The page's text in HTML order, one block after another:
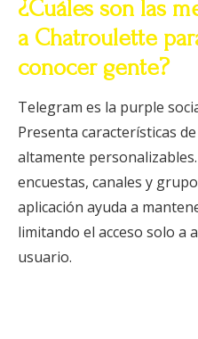
¿Cuáles son las
a Chatroulette
conocer gente?
Telegram es la purple
Presenta características
altamente
encuestas, canales y
aplicación ayuda a
limitando el acceso solo a
usuario.